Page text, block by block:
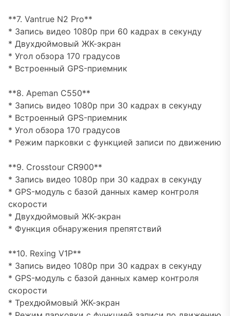
**7. Vantrue N2 Pro**
* Запись видео 1080p при 60 кадрах в секунду
* Двухдюймовый ЖК-экран
* Угол обзора 170 градусов
* Встроенный GPS-приемник
**8. Apeman C550**
* Запись видео 1080p при 30 кадрах в секунду
* Встроенный GPS-приемник
* Угол обзора 170 градусов
* Режим парковки с функцией записи по движению
**9. Crosstour CR900**
* Запись видео 1080p при 30 кадрах в секунду
* GPS-модуль с базой данных камер контроля
скорости
* Двухдюймовый ЖК-экран
* Функция обнаружения препятствий
**10. Rexing V1P**
* Запись видео 1080p при 30 кадрах в секунду
* GPS-модуль с базой данных камер контроля
скорости
* Трехдюймовый ЖК-экран